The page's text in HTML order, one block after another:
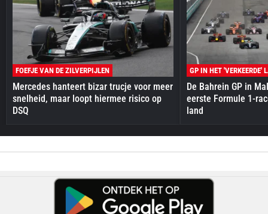
FOEFJE VAN DE ZILVERPIJLEN
Mercedes hanteert bizar trucje voor meer
snelheid, maar loopt hiermee risico op
DSQ
GP IN HET 'VERKEERDE'
De Bahrein GP in
eerste Formule 1-
land